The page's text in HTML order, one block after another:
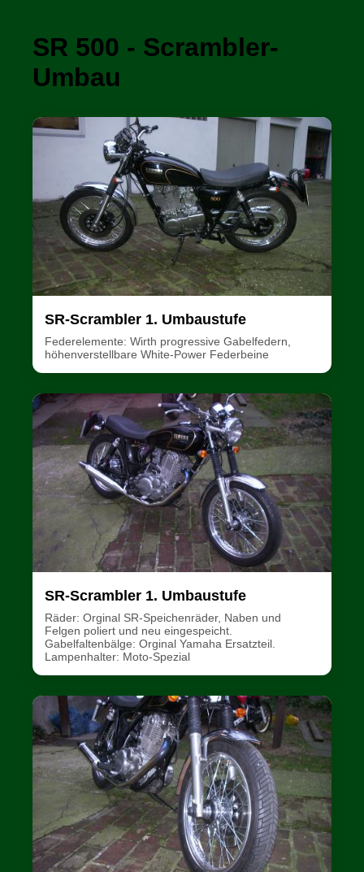
SR 500 - Scrambler-
Umbau
SR-Scrambler 1. Umbaustufe
Federelemente: Wirth progressive Gabelfedern,
höhenverstellbare White-Power Federbeine
SR-Scrambler 1. Umbaustufe
Räder: Orginal SR-Speichenräder, Naben und
Felgen poliert und neu eingespeicht.
Gabelfaltenbälge: Orginal Yamaha Ersatzteil.
Lampenhalter: Moto-Spezial